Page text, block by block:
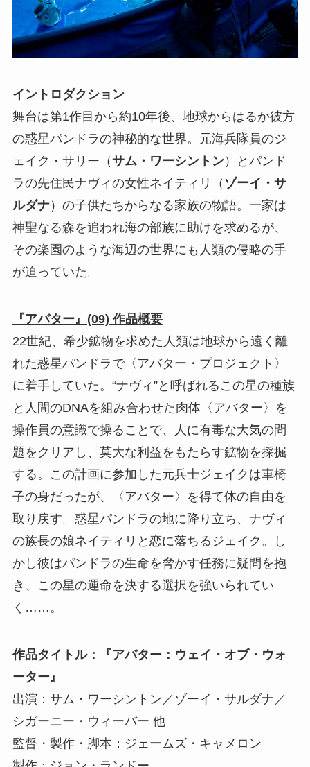
イントロダクション
舞台は第1作目から約10年後、地球からはるか彼方
の惑星パンドラの神秘的な世界。元海兵隊員のジ
ェイク・サリー（サム・ワーシントン）とパンド
ラの先住民ナヴィの女性ネイティリ（ ゾーイ・サ
ルダナ）の子供たちからなる家族の物語。一家は
神聖なる森を追われ海の部族に助けを求めるが、
その楽園のような海辺の世界にも人類の侵略の手
が迫っていた。
『アバター』(09) 作品概要
22世紀、希少鉱物を求めた人類は地球から遠く離
れた惑星パンドラで〈アバター・プロジェクト〉
に着手していた。“ナヴィ”と呼ばれるこの星の種族
と人間のDNAを組み合わせた肉体〈アバター〉を
操作員の意識で操ることで、人に有毒な大気の問
題をクリアし、莫大な利益をもたらす鉱物を採掘
する。この計画に参加した元兵士ジェイクは車椅
子の身だったが、〈アバター〉を得て体の自由を
取り戻す。惑星パンドラの地に降り立ち、ナヴィ
の族長の娘ネイティリと恋に落ちるジェイク。し
かし彼はパンドラの生命を脅かす任務に疑問を抱
き、この星の運命を決する選択を強いられてい
く……。
作品タイトル：『アバター：ウェイ・オブ・ウォ
ーター』
出演：サム・ワーシントン／ゾーイ・サルダナ／
シガーニー・ウィーバー 他
監督・製作・脚本：ジェームズ・キャメロン